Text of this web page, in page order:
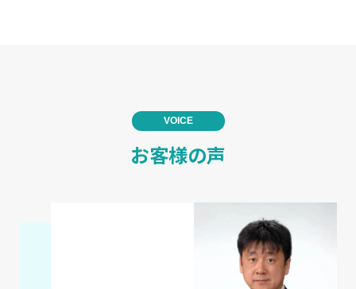
VOICE
お客様の声